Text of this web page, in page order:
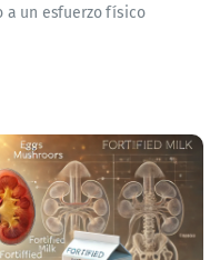
a un esfuerzo físico